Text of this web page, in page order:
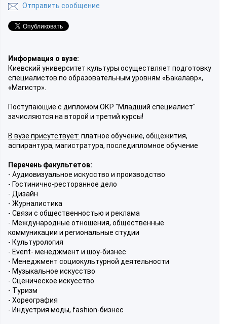
Отправить сообщение
Информация о вузе:
Киевский университет культуры осуществляет подготовку
специалистов по образовательным уровням «Бакалавр»,
«Магистр».
Поступающие с дипломом ОКР "Младший специалист"
зачисляются на второй и третий курсы!
В вузе присутствует: платное обучение, общежития,
аспирантура, магистратура, последипломное обучение
Перечень факультетов:
- Аудиовизуальное искусство и производство
- Гостинично-ресторанное дело
- Дизайн
- Журналистика
- Связи с общественностью и реклама
- Международные отношения, общественные
коммуникации и региональные студии
- Культурология
- Event- менеджмент и шоу-бизнес
- Менеджмент социокультурной деятельности
- Музыкальное искусство
- Сценическое искусство
- Туризм
- Хореография
- Индустрия моды, fashion-бизнес